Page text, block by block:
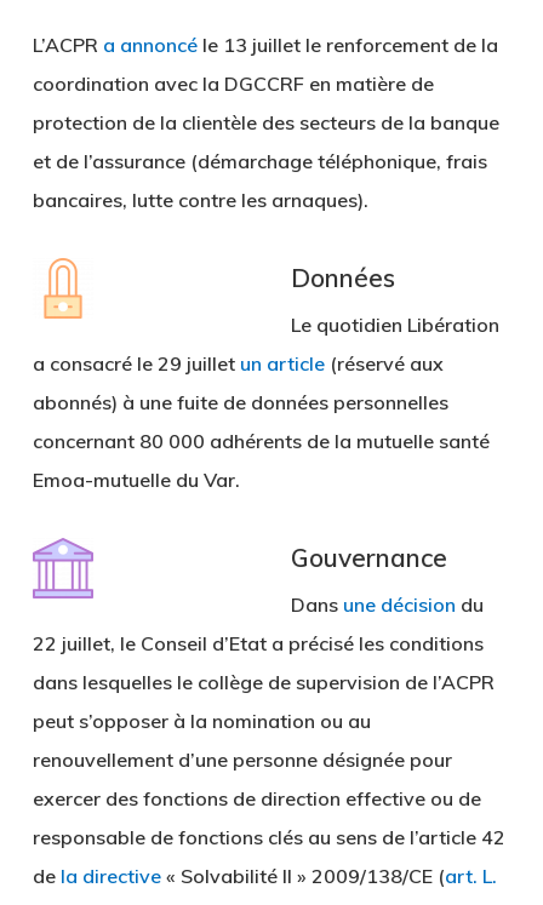
L’ACPR a annoncéle 13 juillet le renforcement de la
coordination avec la DGCCRF en matière de
protection de la clientèle des secteurs de la banque
et de l’assurance (démarchage téléphonique, frais
bancaires, lutte contre les arnaques).
Données
Le quotidien Libération
a consacré le 29 juillet un article(réservé aux
abonnés) à une fuite de données personnelles
concernant 80 000 adhérents de la mutuelle santé
Emoa-mutuelle du Var.
Gouvernance
Dans une décision du
22 juillet, le Conseil d’Etat a précisé les conditions
dans lesquelles le collège de supervision de l’ACPR
peut s’opposer à la nomination ou au
renouvellement d’une personne désignée pour
exercer des fonctions de direction effective ou de
responsable de fonctions clés au sens de l’article 42
de la directive« Solvabilité II » 2009/138/CE (art. L.